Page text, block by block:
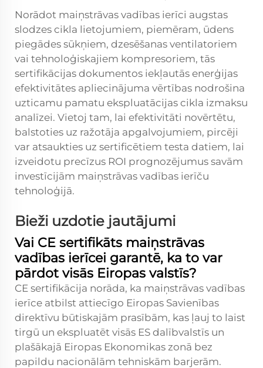
Norādot maiņstrāvas vadības ierīci augstas
slodzes cikla lietojumiem, piemēram, ūdens
piegādes sūkņiem, dzesēšanas ventilatoriem
vai tehnoloģiskajiem kompresoriem, tās
sertifikācijas dokumentos iekļautās enerģijas
efektivitātes apliecinājuma vērtības nodrošina
uzticamu pamatu ekspluatācijas cikla izmaksu
analīzei. Vietoj tam, lai efektivitāti novērtētu,
balstoties uz ražotāja apgalvojumiem, pircēji
var atsaukties uz sertificētiem testa datiem, lai
izveidotu precīzus ROI prognozējumus savām
investīcijām maiņstrāvas vadības ierīču
tehnoloģijā.
Bieži uzdotie jautājumi
Vai CE sertifikāts maiņstrāvas
vadības ierīcei garantē, ka to var
pārdot visās Eiropas valstīs?
CE sertifikācija norāda, ka maiņstrāvas vadības
ierīce atbilst attiecīgo Eiropas Savienības
direktīvu būtiskajām prasībām, kas ļauj to laist
tirgū un ekspluatēt visās ES dalībvalstīs un
plašākajā Eiropas Ekonomikas zonā bez
papildu nacionālām tehniskām barjerām.